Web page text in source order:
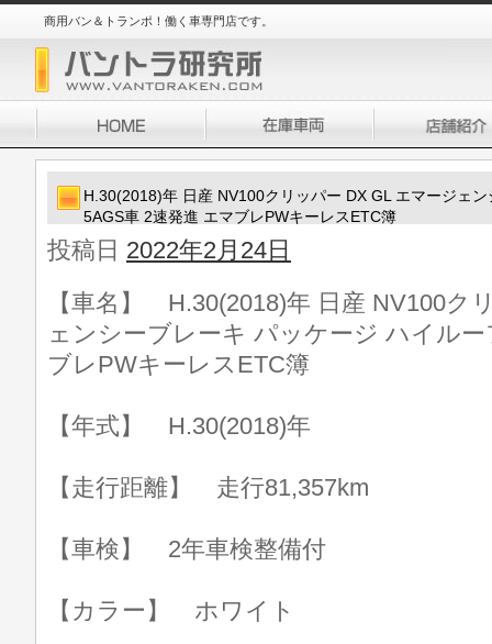
商用バン＆トランポ！働く車専門店です。
H.30(2018)年 日産 NV100クリッパー DX GL エマージェ
5AGS車 2速発進 エマブレPWキーレスETC簿
投稿日 2022年2月24日
【車名】 H.30(2018)年 日産 NV100ク
ェンシーブレーキ パッケージ ハイル
ブレPWキーレスETC簿
【年式】 H.30(2018)年
【走行距離】 走行81,357km
【車検】 2年車検整備付
【カラー】 ホワイト